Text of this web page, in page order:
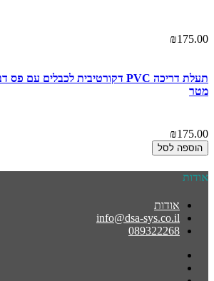
₪175.00
מטר
₪175.00
הוספה לסל
אודות
אודות
info@dsa-sys.co.il
089322268